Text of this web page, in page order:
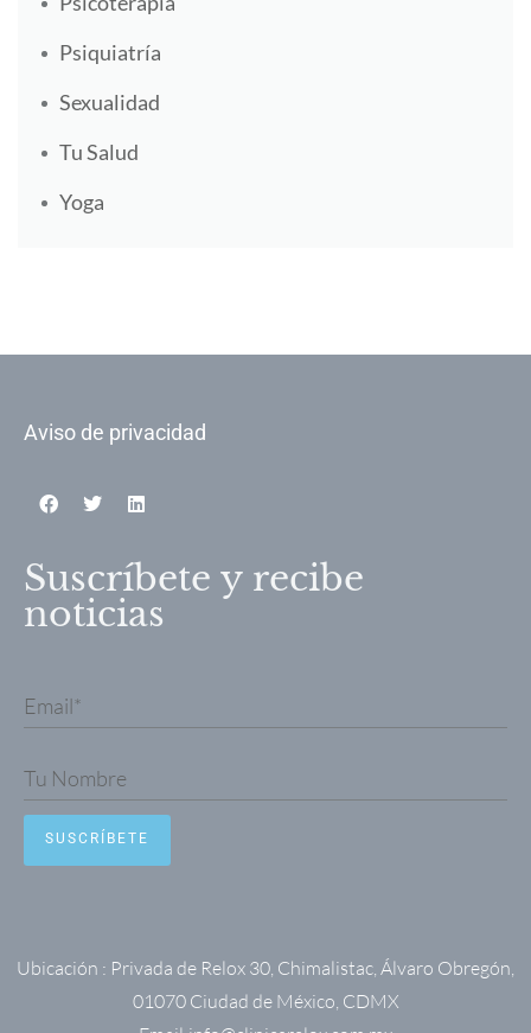
Psiquiatría
Sexualidad
Tu Salud
Yoga
Aviso de privacidad
Suscríbete y recibe
noticias
Ubicación : Privada de Relox 30, Chimalistac, Álvaro Obregón,
01070 Ciudad de México, CDMX